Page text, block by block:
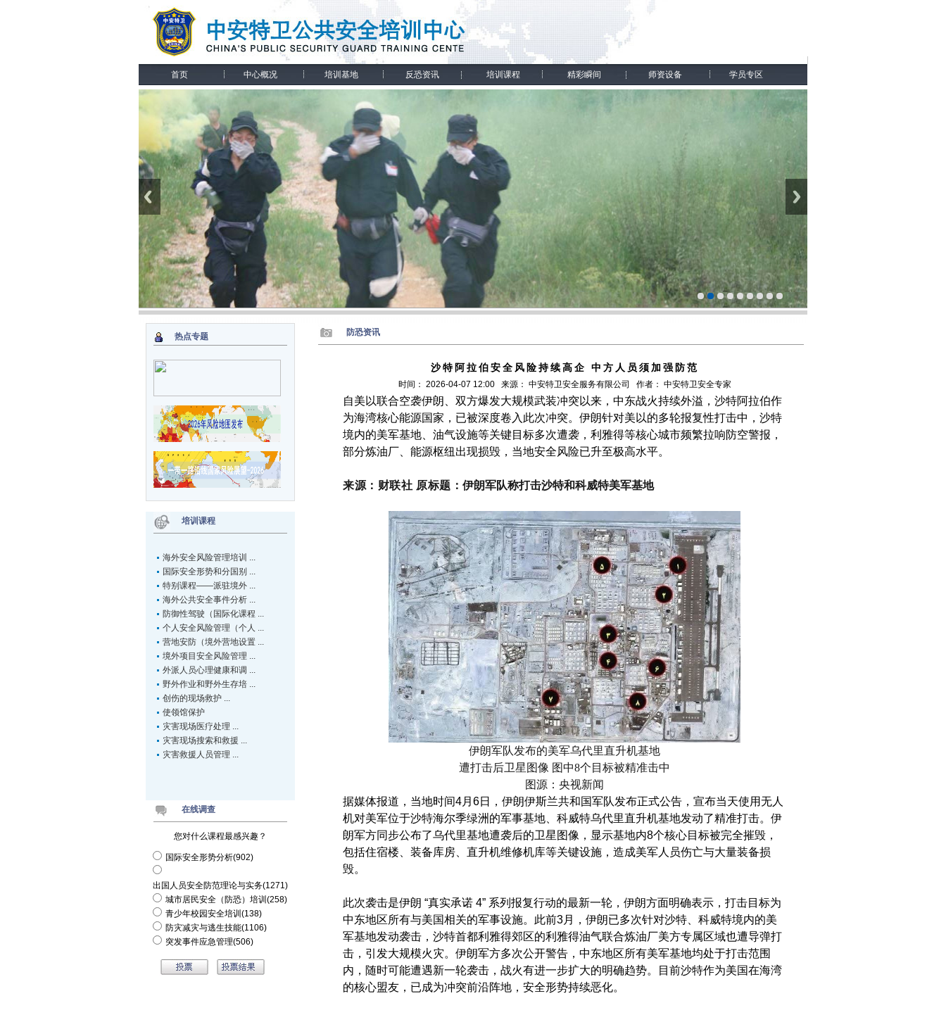
首页 中心概况 培训基地 反恐资讯 培训课程 精彩瞬间 师资设备 学员专区
热点专题
培训课程
海外安全风险管理培训 ...
国际安全形势和分国别 ...
特别课程——派驻境外 ...
海外公共安全事件分析 ...
防御性驾驶（国际化课程 ...
个人安全风险管理（个人 ...
营地安防（境外营地设置 ...
境外项目安全风险管理 ...
外派人员心理健康和调 ...
野外作业和野外生存培 ...
创伤的现场救护 ...
使领馆保护
灾害现场医疗处理 ...
灾害现场搜索和救援 ...
灾害救援人员管理 ...
在线调查
您对什么课程最感兴趣？
国际安全形势分析(902)
出国人员安全防范理论与实务(1271)
城市居民安全（防恐）培训(258)
青少年校园安全培训(138)
防灾减灾与逃生技能(1106)
突发事件应急管理(506)
防恐资讯
沙特阿拉伯安全风险持续高企 中方人员须加强防范
时间： 2026-04-07 12:00 来源： 中安特卫安全服务有限公司 作者： 中安特卫安全专家
自美以联合空袭伊朗、双方爆发大规模武装冲突以来，中东战火持续外溢，沙特阿拉伯作
为海湾核心能源国家，已被深度卷入此次冲突。伊朗针对美以的多轮报复性打击中，沙特
境内的美军基地、油气设施等关键目标多次遭袭，利雅得等核心城市频繁拉响防空警报，
部分炼油厂、能源枢纽出现损毁，当地安全风险已升至极高水平。
来源：财联社 原标题：伊朗军队称打击沙特和科威特美军基地
伊朗军队发布的美军乌代里直升机基地
遭打击后卫星图像 图中8个目标被精准击中
图源：央视新闻
据媒体报道，当地时间4月6日，伊朗伊斯兰共和国军队发布正式公告，宣布当天使用无人
机对美军位于沙特海尔季绿洲的军事基地、科威特乌代里直升机基地发动了精准打击。伊
朗军方同步公布了乌代里基地遭袭后的卫星图像，显示基地内8个核心目标被完全摧毁，
包括住宿楼、装备库房、直升机维修机库等关键设施，造成美军人员伤亡与大量装备损
毁。
此次袭击是伊朗 “真实承诺 4” 系列报复行动的最新一轮，伊朗方面明确表示，打击目标为
中东地区所有与美国相关的军事设施。此前3月，伊朗已多次针对沙特、科威特境内的美
军基地发动袭击，沙特首都利雅得郊区的利雅得油气联合炼油厂美方专属区域也遭导弹打
击，引发大规模火灾。伊朗军方多次公开警告，中东地区所有美军基地均处于打击范围
内，随时可能遭遇新一轮袭击，战火有进一步扩大的明确趋势。目前沙特作为美国在海湾
的核心盟友，已成为冲突前沿阵地，安全形势持续恶化。